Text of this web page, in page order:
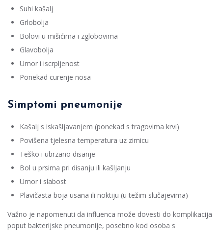
Suhi kašalj
Grlobolja
Bolovi u mišićima i zglobovima
Glavobolja
Umor i iscrpljenost
Ponekad curenje nosa
Simptomi pneumonije
Kašalj s iskašljavanjem (ponekad s tragovima krvi)
Povišena tjelesna temperatura uz zimicu
Teško i ubrzano disanje
Bol u prsima pri disanju ili kašljanju
Umor i slabost
Plavičasta boja usana ili noktiju (u težim slučajevima)
Važno je napomenuti da influenca može dovesti do komplikacija
poput bakterijske pneumonije, posebno kod osoba s